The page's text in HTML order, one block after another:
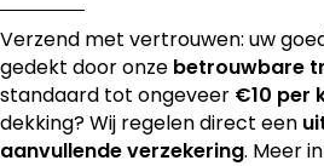
Verzend met vertrouwen: uw
gedekt door onze betrouwbare
standaard tot ongeveer €10 per
dekking? Wij regelen direct een
aanvullende verzekering. Meer